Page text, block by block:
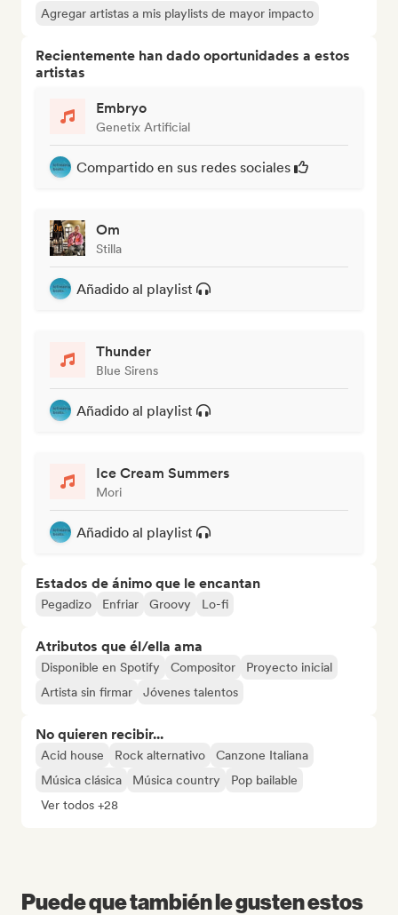
Agregar artistas a mis playlists de mayor impacto
Recientemente han dado oportunidades a estos
artistas
Embryo
Genetix Artificial
Compartido en sus redes sociales
Om
Stilla
Añadido al playlist
Thunder
Blue Sirens
Añadido al playlist
Ice Cream Summers
Mori
Añadido al playlist
Estados de ánimo que le encantan
Pegadizo Enfriar Groovy Lo-fi
Atributos que él/ella ama
Disponible en Spotify Compositor
Proyecto inicial
Artista sin firmar
Jóvenes talentos
No quieren recibir...
Acid house Rock alternativo
Canzone Italiana
Música clásica
Música country
Pop bailable
Ver todos +28
Puede que también le gusten estos